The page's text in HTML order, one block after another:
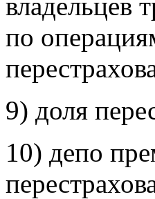
по
9) доля
10) депо